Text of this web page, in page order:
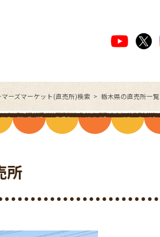
マーズマーケット(直売所)検索 栃木県の直売所一覧
所